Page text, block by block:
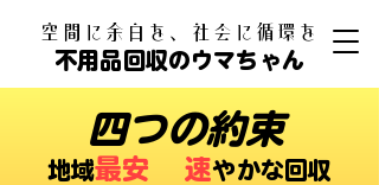
​空間に余白を、社会に循環を
不用品回収のウマちゃん
四つの約束
​地域最安 速やかな回収